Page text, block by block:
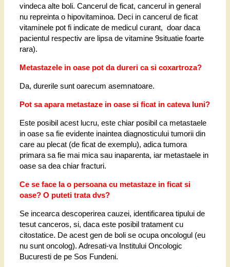
vindeca alte boli. Cancerul de ficat, cancerul in general
nu repreinta o hipovitaminoa. Deci in cancerul de ficat
vitaminele pot fi indicate de medicul curant, doar daca
pacientul respectiv are lipsa de vitamine 9situatie foarte
rara).
Metastazele in oase pot da dureri ca si coxartroza?
Da, durerile sunt oarecum asemnatoare.
Pot sa apara metastaze in oase si ficat in cateva luni?
Este posibil acest lucru, este chiar posibil ca metastaele
in oase sa fie evidente inaintea diagnosticului tumorii din
care au plecat (de ficat de exemplu), adica tumora
primara sa fie mai mica sau inaparenta, iar metastaele in
oase sa dea chiar fracturi.
Ce se face la o persoana cu metastaze in ficat si
oase? O puteti trata dvs?
Se incearca descoperirea cauzei, identificarea tipului de
tesut canceros, si, daca este posibil tratament cu
citostatice. De acest gen de boli se ocupa oncologul (eu
nu sunt oncolog). Adresati-va Institului Oncologic
Bucuresti de pe Sos Fundeni.